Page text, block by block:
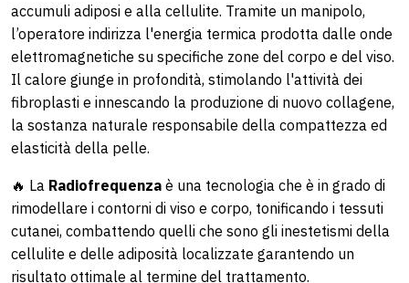
accumuli adiposi e alla cellulite. Tramite un manipolo,
l’operatore indirizza l'energia termica prodotta dalle onde
elettromagnetiche su specifiche zone del corpo e del viso.
Il calore giunge in profondità, stimolando l'attività dei
fibroplasti e innescando la produzione di nuovo collagene,
la sostanza naturale responsabile della compattezza ed
elasticità della pelle.
🔥 La Radiofrequenza è una tecnologia che è in grado di
rimodellare i contorni di viso e corpo, tonificando i tessuti
cutanei, combattendo quelli che sono gli inestetismi della
cellulite e delle adiposità localizzate garantendo un
risultato ottimale al termine del trattamento.